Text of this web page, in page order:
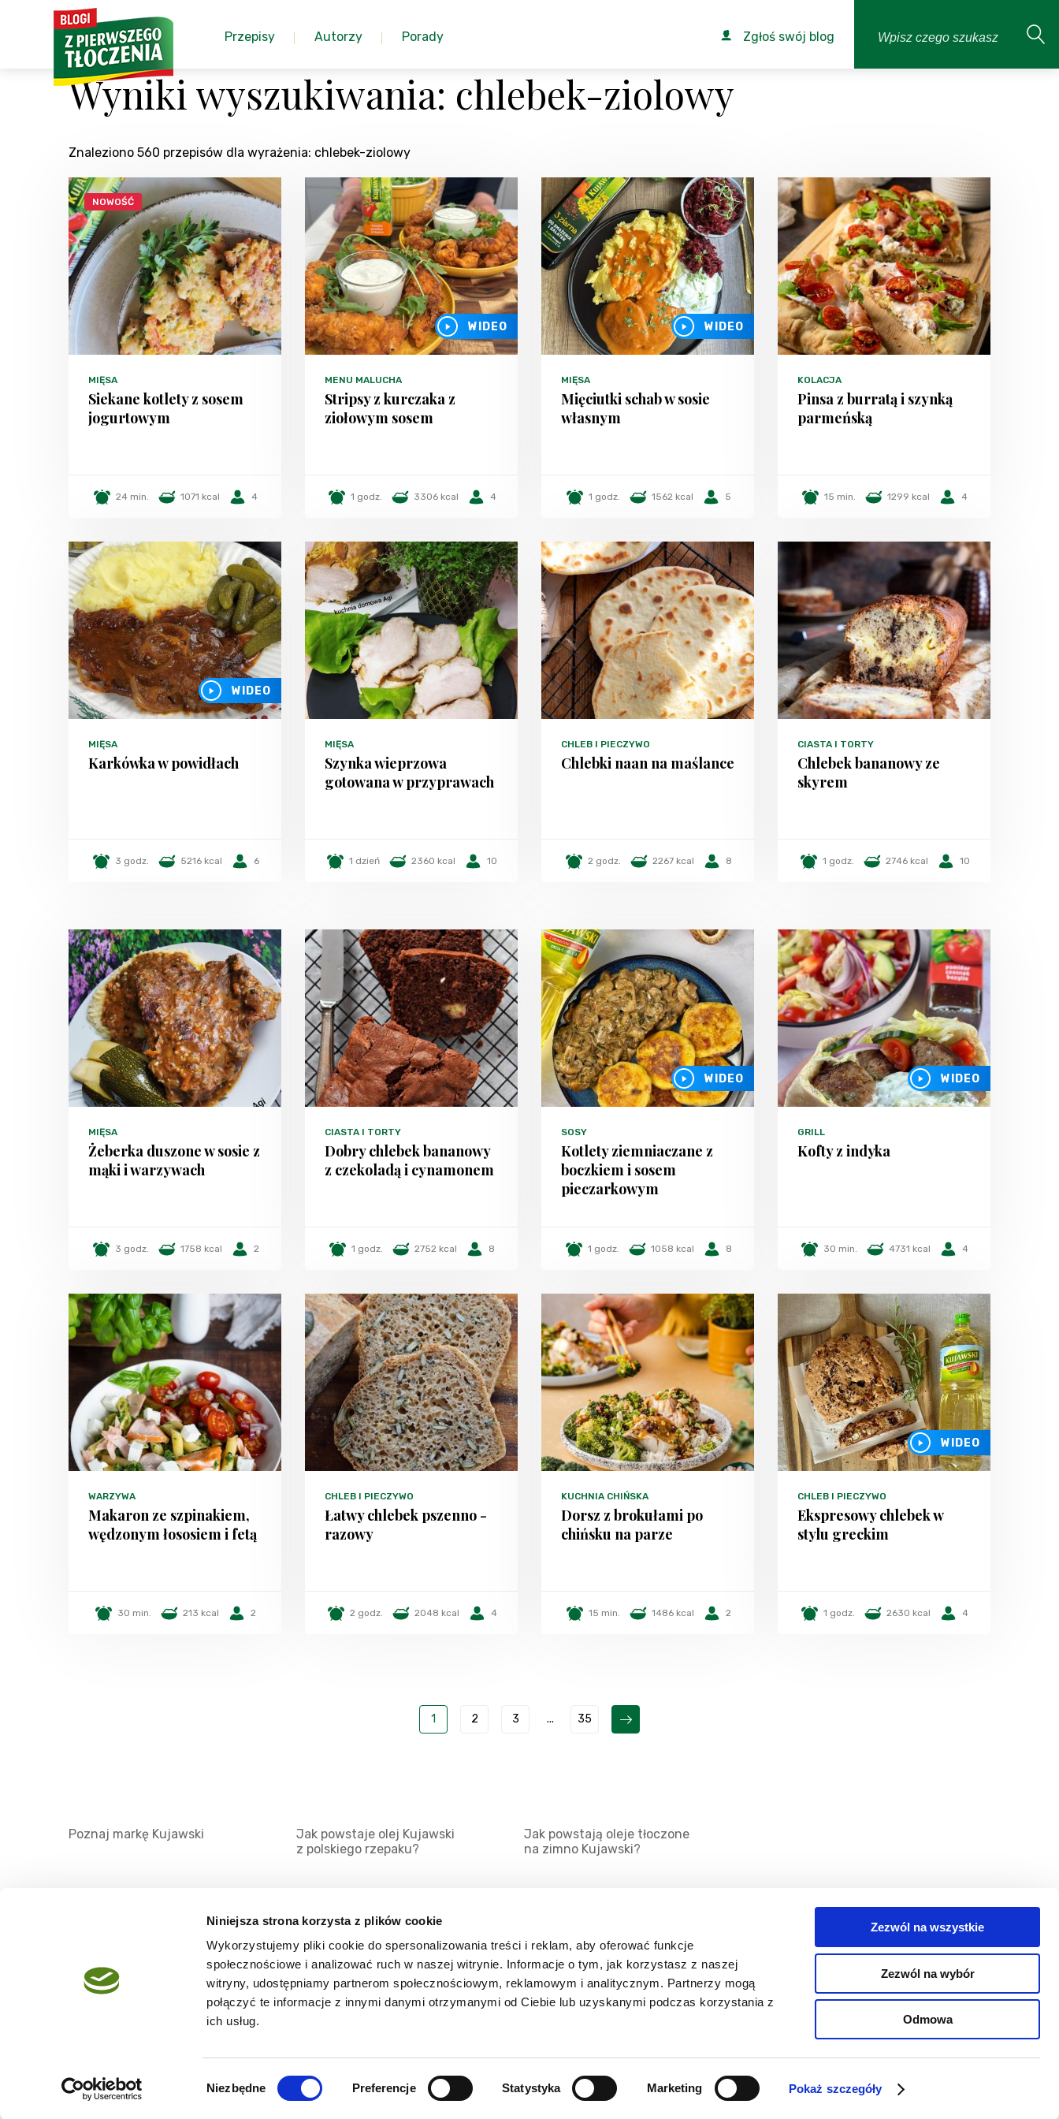
Niniejsza strona korzysta z plików cookie
Wykorzystujemy pliki cookie do spersonalizowania treści i reklam, aby oferować funkcje
społecznościowe i analizować ruch w naszej witrynie. Informacje o tym, jak korzystasz z naszej
witryny, udostępniamy partnerom społecznościowym, reklamowym i analitycznym. Partnerzy mogą
połączyć te informacje z innymi danymi otrzymanymi od Ciebie lub uzyskanymi podczas korzystania z
ich usług.
Niezbędne Preferencje Statystyka Marketing Pokaż szczegóły
Zezwól na wszystkie
Zezwól na wybór
Odmowa
Przepisy Autorzy Porady Zgłoś swój blog
Wyniki wyszukiwania: chlebek-ziolowy
Znaleziono 560 przepisów dla wyrażenia: chlebek-ziolowy
NOWOŚĆ
MIĘSA
Siekane kotlety z sosem
jogurtowym
24 min. 1071 kcal 4
WIDEO
MENU MALUCHA
Stripsy z kurczaka z
ziołowym sosem
1 godz. 3306 kcal 4
WIDEO
MIĘSA
Mięciutki schab w sosie
własnym
1 godz. 1562 kcal 5
KOLACJA
Pinsa z burratą i szynką
parmeńską
15 min. 1299 kcal 4
WIDEO
MIĘSA
Karkówka w powidłach
3 godz. 5216 kcal 6
MIĘSA
Szynka wieprzowa
gotowana w przyprawach
1 dzień 2360 kcal 10
CHLEB I PIECZYWO
Chlebki naan na maślance
2 godz. 2267 kcal 8
CIASTA I TORTY
Chlebek bananowy ze
skyrem
1 godz. 2746 kcal 10
MIĘSA
Żeberka duszone w sosie z
mąki i warzywach
3 godz. 1758 kcal 2
CIASTA I TORTY
Dobry chlebek bananowy
z czekoladą i cynamonem
1 godz. 2752 kcal 8
WIDEO
SOSY
Kotlety ziemniaczane z
boczkiem i sosem
pieczarkowym
1 godz. 1058 kcal 8
WIDEO
GRILL
Kofty z indyka
30 min. 4731 kcal 4
WARZYWA
Makaron ze szpinakiem,
wędzonym łososiem i fetą
30 min. 213 kcal 2
CHLEB I PIECZYWO
Łatwy chlebek pszenno -
razowy
2 godz. 2048 kcal 4
KUCHNIA CHIŃSKA
Dorsz z brokułami po
chińsku na parze
15 min. 1486 kcal 2
WIDEO
CHLEB I PIECZYWO
Ekspresowy chlebek w
stylu greckim
1 godz. 2630 kcal 4
1 2 3 ... 35
Poznaj markę Kujawski
Jak powstaje olej Kujawski
z polskiego rzepaku?
Jak powstają oleje tłoczone
na zimno Kujawski?
Regulamin
Mapa serwisu
Kanały RSS
Porady
Kategorie
Kontakt
Zaloguj się
Copyright @2026 zpierwszegotloczenia.pl